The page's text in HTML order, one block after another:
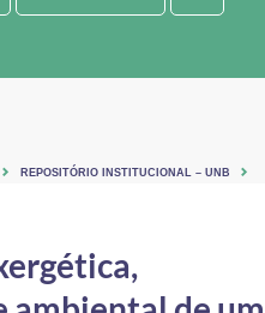
REPOSITÓRIO INSTITUCIONAL – UNB